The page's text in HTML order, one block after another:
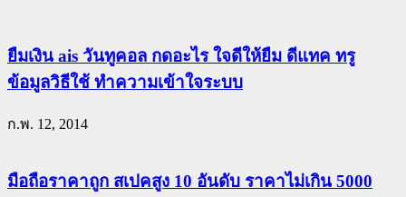
ยืมเงิน ais วันทูคอล กดอะไร ใจดีให้ยืม ดีแทค ทรู
ข้อมูลวิธีใช้ ทำความเข้าใจระบบ
ก.พ. 12, 2014
มือถือราคาถูก สเปคสูง 10 อันดับ ราคาไม่เกิน 5000